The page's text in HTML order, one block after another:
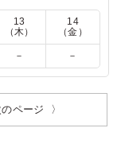
肉の旨味が溢れ
の増量サイズ
で一切隙のな
13
（木）
14
（金）
－ －
のページ 〉